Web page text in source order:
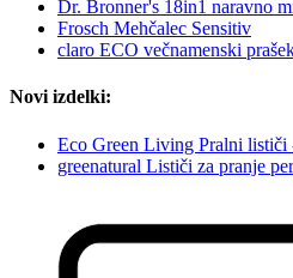
Dr. Bronner's 18in1 naravno
Frosch Mehčalec Sensitiv
claro ECO večnamenski
Novi izdelki:
Eco Green Living Pralni lističi
greenatural Lističi za pranje